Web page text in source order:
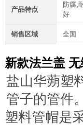
产品特点
防腐,
好
销售区域 全国
新款法兰盖
盐山华蒴塑
管子的管件
塑料管帽是